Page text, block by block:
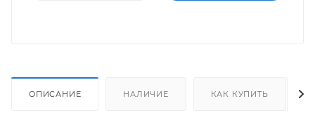
ОПИСАНИЕ НАЛИЧИЕ КАК КУПИТЬ